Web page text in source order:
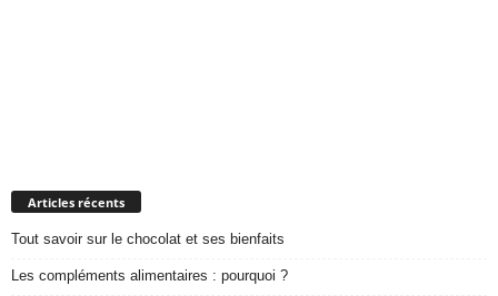
Articles récents
Tout savoir sur le chocolat et ses bienfaits
Les compléments alimentaires : pourquoi ?